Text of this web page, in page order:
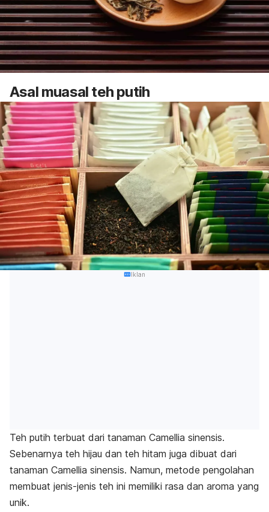
Asal muasal teh putih
Iklan
Teh putih terbuat dari tanaman Camellia sinensis.
Sebenarnya teh hijau dan teh hitam juga dibuat dari
tanaman Camellia sinensis. Namun, metode pengolahan
membuat jenis-jenis teh ini memiliki rasa dan aroma yang
unik.